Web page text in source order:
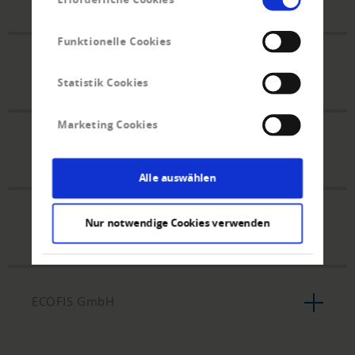
Funktionelle Cookies
Statistik Cookies
Marketing Cookies
Alle auswählen
Nur notwendige Cookies verwenden
Crefo Factoring Gesellschaften
ECOFIS GmbH